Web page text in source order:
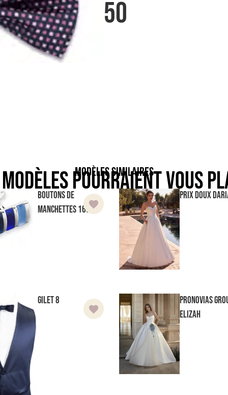
50
Modèles similaires
modèles pourraient vous
Boutons de
manchettes 163
Prix doux
Gilet 8
Pronovias
Elizah